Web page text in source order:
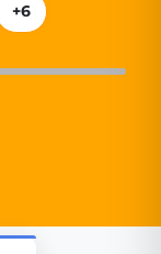
+6